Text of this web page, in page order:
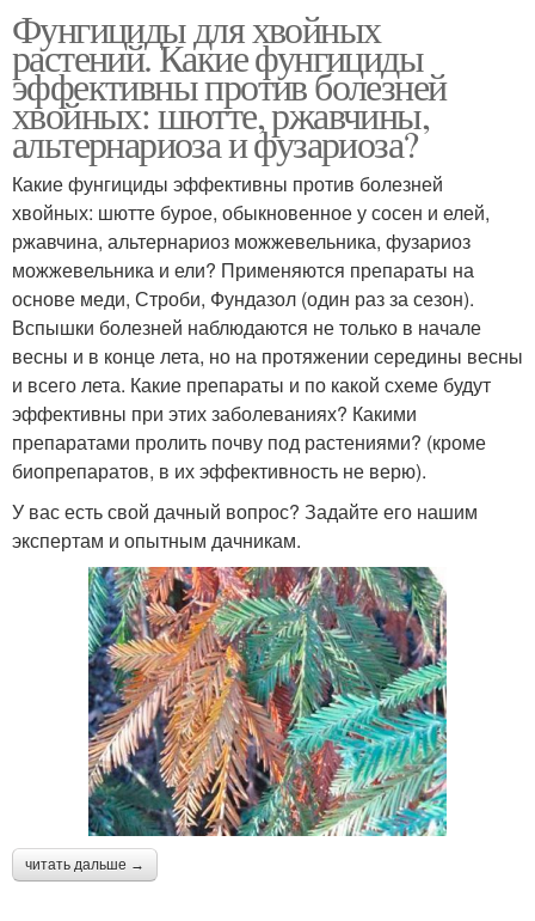
Фунгициды для хвойных
растений. Какие фунгициды
эффективны против болезней
хвойных: шютте, ржавчины,
альтернариоза и фузариоза?
Какие фунгициды эффективны против болезней
хвойных: шютте бурое, обыкновенное у сосен и елей,
ржавчина, альтернариоз можжевельника, фузариоз
можжевельника и ели? Применяются препараты на
основе меди, Строби, Фундазол (один раз за сезон).
Вспышки болезней наблюдаются не только в начале
весны и в конце лета, но на протяжении середины весны
и всего лета. Какие препараты и по какой схеме будут
эффективны при этих заболеваниях? Какими
препаратами пролить почву под растениями? (кроме
биопрепаратов, в их эффективность не верю).
У вас есть свой дачный вопрос? Задайте его нашим
экспертам и опытным дачникам.
читать дальше →